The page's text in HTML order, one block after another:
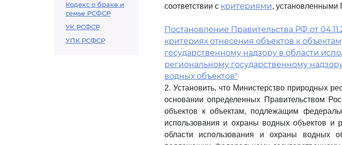
Кодекс о браке и
семье РСФСР
УК РСФСР
УПК РСФСР
соответствии с критериями, установленными
Постановление Правительства РФ от
критериях отнесения объектов к
государственному надзору в области
региональному государственному
водных объектов"
2. Установить, что Министерство природных
основании определенных Правительством
объектов к объектам, подлежащим
использования и охраны водных объектов и
области использования и охраны водных